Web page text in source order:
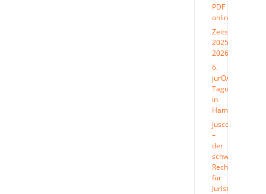
PDF
online
2025-
2026
6.
jurOA-
Tagung
in
Hamburg
juscovery
–
der
schweizweite
für
Jurist*innen